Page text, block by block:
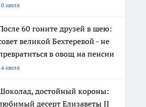
июля
60 гоните друзей в шею:
великой Бехтеревой - не
в овощ на пенсии
июля
достойный короны:
десерт Елизаветы II